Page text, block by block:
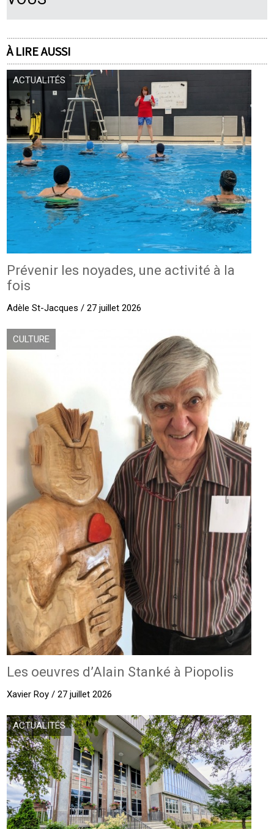
À LIRE AUSSI
ACTUALITÉS
Prévenir les noyades, une activité à la
fois
Adèle St-Jacques / 27 juillet 2026
CULTURE
Les oeuvres d’Alain Stanké à Piopolis
Xavier Roy / 27 juillet 2026
ACTUALITÉS